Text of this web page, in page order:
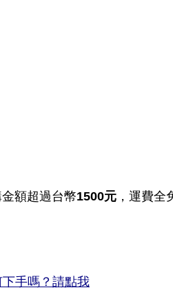
額超過台幣1500元 ，運費全
手嗎？請點我